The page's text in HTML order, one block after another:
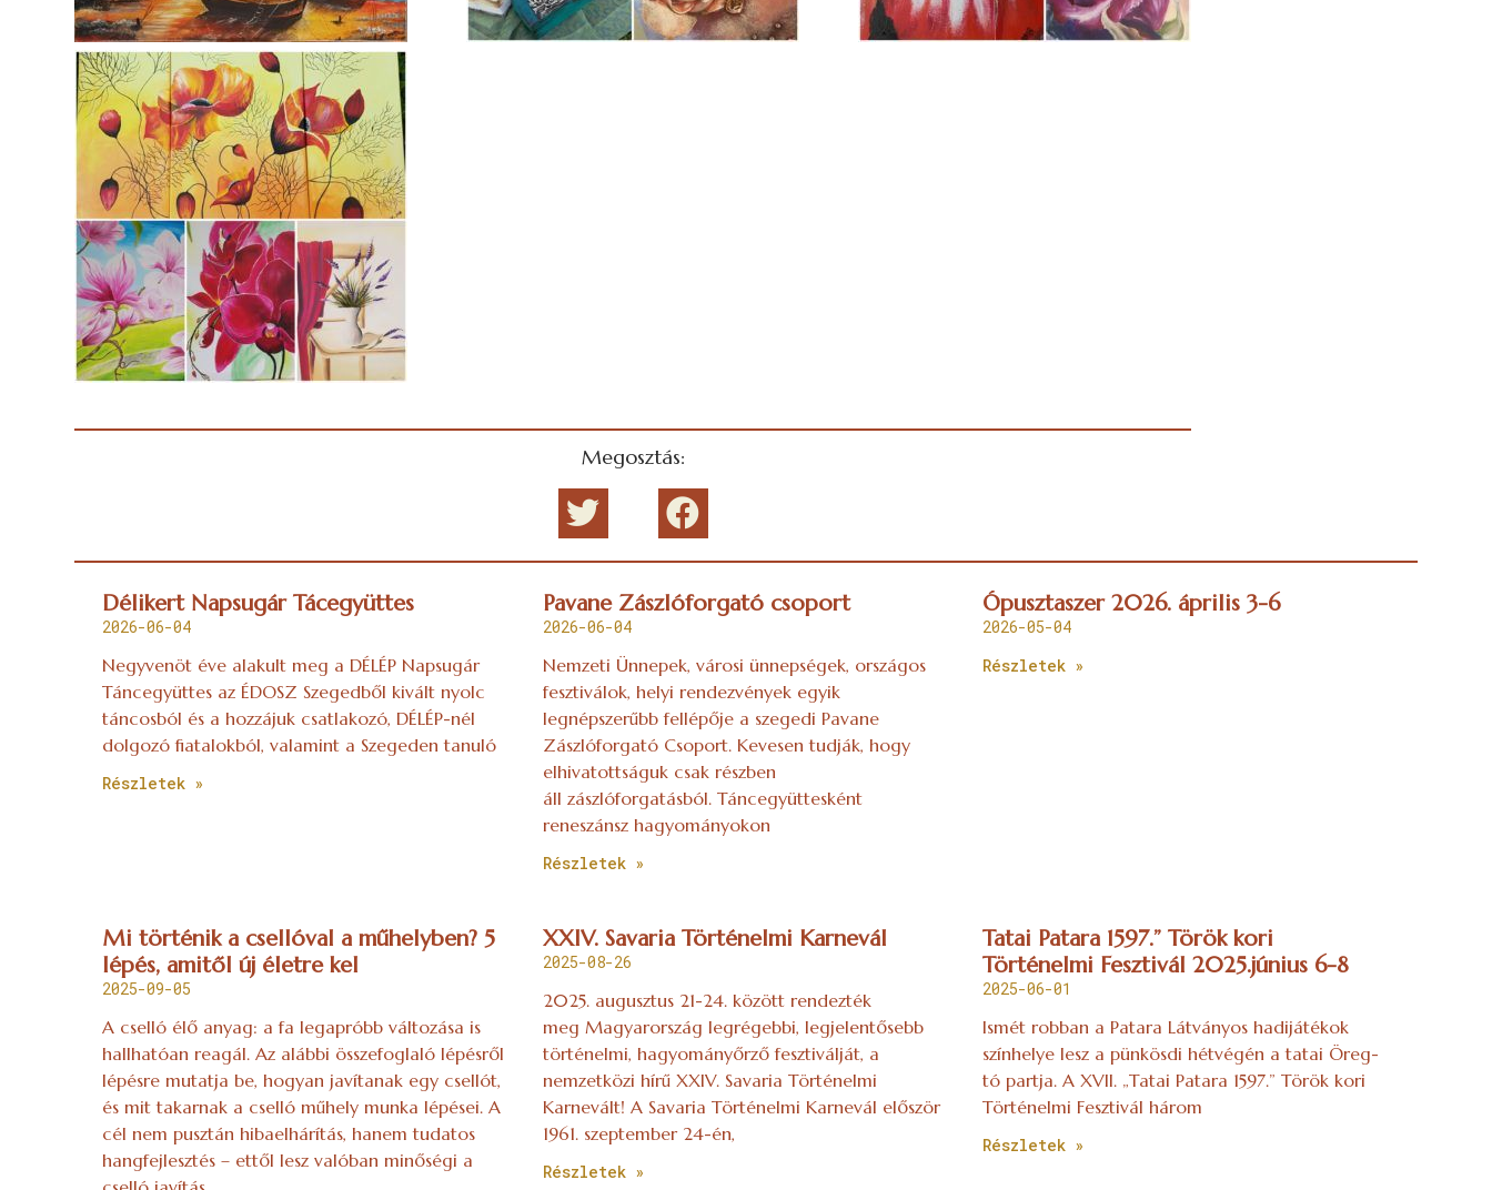
Megosztás:
Délikert Napsugár Tácegyüttes
2026-06-04
Negyvenöt éve alakult meg a DÉLÉP Napsugár
Táncegyüttes az ÉDOSZ Szegedből kivált nyolc
táncosból és a hozzájuk csatlakozó, DÉLÉP-nél
dolgozó fiatalokból, valamint a Szegeden tanuló
Részletek »
Pavane Zászlóforgató csoport
2026-06-04
Nemzeti Ünnepek, városi ünnepségek, országos
fesztiválok, helyi rendezvények egyik
legnépszerűbb fellépője a szegedi Pavane
Zászlóforgató Csoport. Kevesen tudják, hogy
elhivatottságuk csak részben
áll zászlóforgatásból. Táncegyüttesként
reneszánsz hagyományokon
Részletek »
Ópusztaszer 2026. április 3-6
2026-05-04
Részletek »
Mi történik a csellóval a műhelyben? 5
lépés, amitől új életre kel
2025-09-05
A cselló élő anyag: a fa legapróbb változása is
hallhatóan reagál. Az alábbi összefoglaló lépésről
lépésre mutatja be, hogyan javítanak egy csellót,
és mit takarnak a cselló műhely munka lépései. A
cél nem pusztán hibaelhárítás, hanem tudatos
hangfejlesztés – ettől lesz valóban minőségi a
XXIV. Savaria Történelmi Karnevál
2025-08-26
2025. augusztus 21-24. között rendezték
meg Magyarország legrégebbi, legjelentősebb
történelmi, hagyományőrző fesztiválját, a
nemzetközi hírű XXIV. Savaria Történelmi
Karnevált! A Savaria Történelmi Karnevál először
1961. szeptember 24-én,
Részletek »
Tatai Patara 1597.” Török kori
Történelmi Fesztivál 2025.június 6-8
2025-06-01
Ismét robban a Patara Látványos hadijátékok
színhelye lesz a pünkösdi hétvégén a tatai Öreg-
tó partja. A XVII. „Tatai Patara 1597.” Török kori
Történelmi Fesztivál három
Részletek »